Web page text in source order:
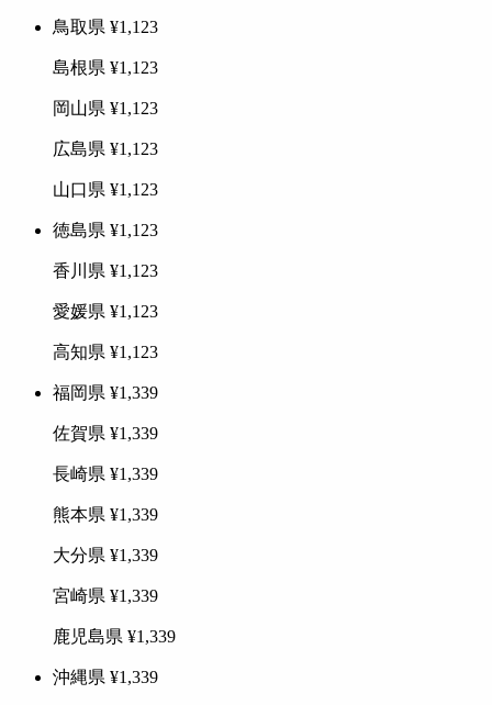
鳥取県 ¥1,123
島根県 ¥1,123
岡山県 ¥1,123
広島県 ¥1,123
山口県 ¥1,123
徳島県 ¥1,123
香川県 ¥1,123
愛媛県 ¥1,123
高知県 ¥1,123
福岡県 ¥1,339
佐賀県 ¥1,339
長崎県 ¥1,339
熊本県 ¥1,339
大分県 ¥1,339
宮崎県 ¥1,339
鹿児島県 ¥1,339
沖縄県 ¥1,339